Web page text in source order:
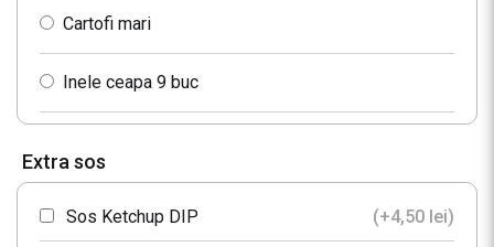
Pet 0.5L Fuzetea Fructe de Padure
Pet 0.5L Cappy Nectar Piersici
Cartofi mari
Inele ceapa 9 buc
Extra sos
Sos Ketchup DIP (+4,50 lei)